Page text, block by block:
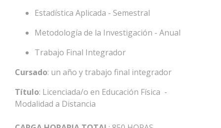
Estadística Aplicada - Semestral
Metodología de la Investigación - Anual
Trabajo Final Integrador
Cursado: un año y trabajo final integrador
Título: Licenciada/o en Educación Física -
Modalidad a Distancia